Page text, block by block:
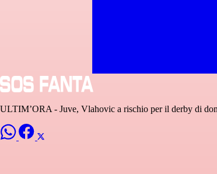
ULTIM’ORA - Juve, Vlahovic a rischio per il derby di